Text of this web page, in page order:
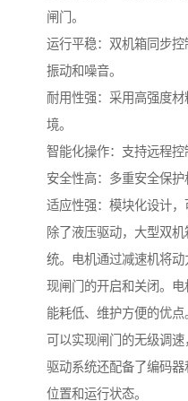
闸门。
运行平稳：双机箱同步
振动和噪音。
耐用性强：采用高强度
境。
智能化操作：支持远程控
安全性高：多重安全保护
适应性强：模块化设计，
除了液压驱动，大型双
统。电机通过减速机将
现闸门的开启和关闭。电
能耗低、维护方便的优点
可以实现闸门的无级调
驱动系统还配备了编码器
位置和运行状态。